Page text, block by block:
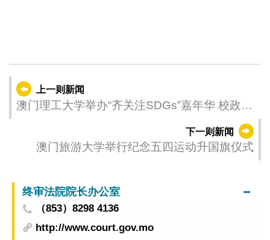
上一则新闻
澳门理工大学举办“齐关注SDGs”嘉年华 校政社
下一则新闻
澳门旅游大学举行纪念五四运动升国旗仪式
终审法院院长办公室
（853）8298 4136
http://www.court.gov.mo